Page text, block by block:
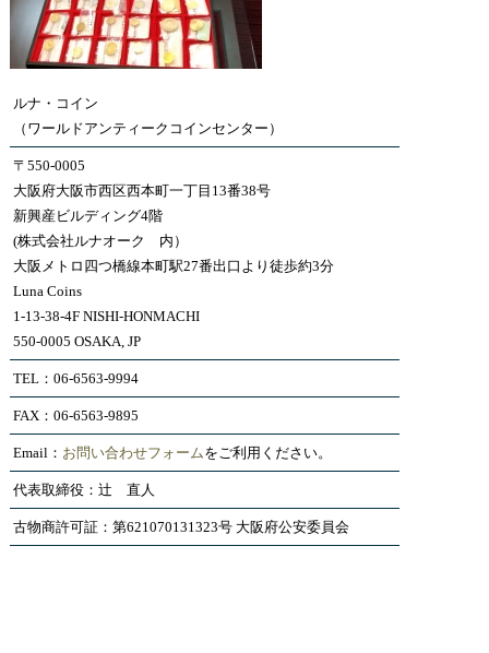
ルナ・コイン
（ワールドアンティークコインセンター）
〒550-0005
大阪府大阪市西区西本町一丁目13番38号
新興産ビルディング4階
(株式会社ルナオーク 内）
大阪メトロ四つ橋線本町駅27番出口より徒歩約3分
Luna Coins
1-13-38-4F NISHI-HONMACHI
550-0005 OSAKA, JP
TEL：06-6563-9994
FAX：06-6563-9895
Email： お問い合わせフォームをご利用ください。
代表取締役：辻 直人
古物商許可証：第621070131323号 大阪府公安委員会